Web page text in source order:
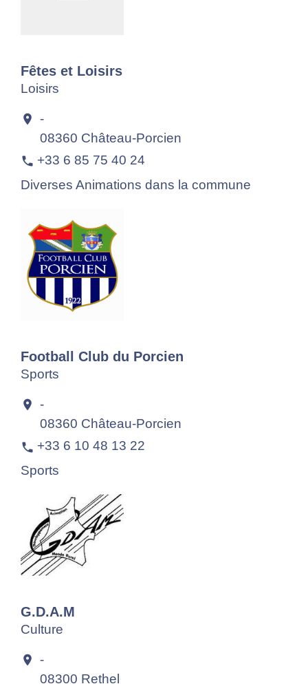
Fêtes et Loisirs
Loisirs
location_on -
08360 Château-Porcien
phone +33 6 85 75 40 24
Diverses Animations dans la commune
Football Club du Porcien
Sports
location_on -
08360 Château-Porcien
phone +33 6 10 48 13 22
Sports
G.D.A.M
Culture
location_on -
08300 Rethel